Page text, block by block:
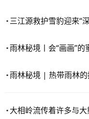
三江源救护雪豹迎来“
雨林秘境 | 热带雨林
大相岭流传着许多与